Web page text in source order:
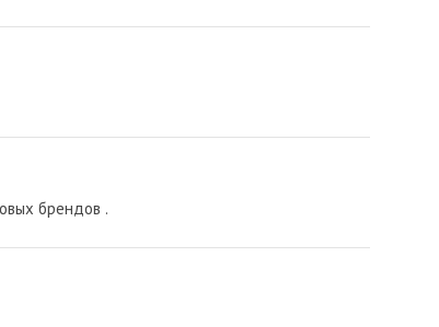
брендов .